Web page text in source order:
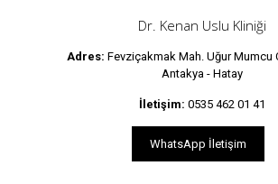
Dr. Kenan Uslu Kliniği
Adres: Fevziçakmak Mah. Uğur Mumcu
Antakya - Hatay
İletişim: 0535 462 01 41
WhatsApp İletişim